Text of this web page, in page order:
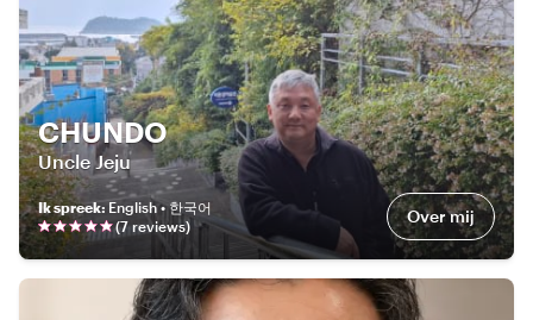
CHUNDO
Uncle Jeju
Ik spreek:English • 한국어
(7reviews) Over mij